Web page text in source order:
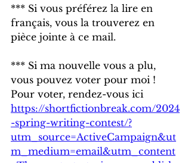
*** Si vous préférez la lire en
français, vous la trouverez en
pièce jointe à ce mail.
*** Si ma nouvelle vous a plu,
vous pouvez voter pour moi !
Pour voter, rendez-vous ici
https://shortfictionbreak.com/2024
-spring-writing-contest/?
utm_source=ActiveCampaign&ut
m_medium=email&utm_content